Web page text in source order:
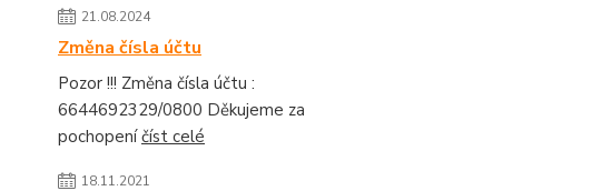
21.08.2024
Změna čísla účtu
Pozor !!! Změna čísla účtu :
6644692329/0800 Děkujeme za
pochopeníčíst celé
18.11.2021